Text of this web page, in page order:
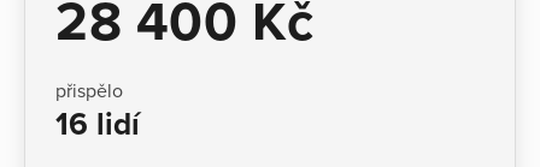
28 400 Kč
přispělo
16 lidí